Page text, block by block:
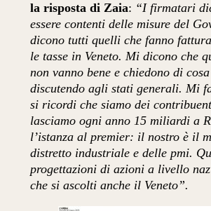
la risposta di Zaia: “I firmatari
essere contenti delle misure del
dicono tutti quelli che fanno
le tasse in Veneto. Mi dicono che
non vanno bene e chiedono di
discutendo agli stati generali. Mi
si ricordi che siamo dei
lasciamo ogni anno 15 miliardi a
l’istanza al premier: il nostro è il
distretto industriale e delle pmi.
progettazioni di azioni a livello
che si ascolti anche il Veneto”.